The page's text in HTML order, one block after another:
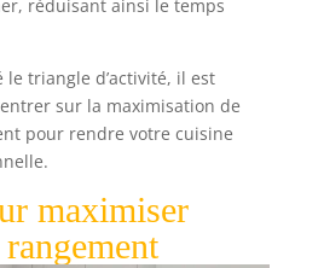
réduisant ainsi le temps
triangle d’activité, il est
sur la maximisation de
pour rendre votre cuisine
maximiser
rangement